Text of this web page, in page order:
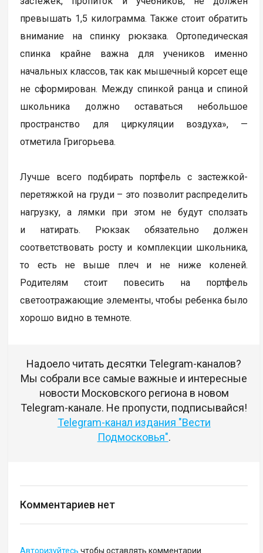
превышать 1,5 килограмма. Также стоит обратить
внимание на спинку рюкзака. Ортопедическая
спинка крайне важна для учеников именно
начальных классов, так как мышечный корсет еще
не сформирован. Между спинкой ранца и спиной
школьника должно оставаться небольшое
пространство для циркуляции воздуха», —
отметила Григорьева.
Лучше всего подбирать портфель с застежкой-
перетяжкой на груди – это позволит распределить
нагрузку, а лямки при этом не будут сползать
и натирать. Рюкзак обязательно должен
соответствовать росту и комплекции школьника,
то есть не выше плеч и не ниже коленей.
Родителям стоит повесить на портфель
светоотражающие элементы, чтобы ребенка было
хорошо видно в темноте.
Надоело читать десятки Telegram-каналов?
Мы собрали все самые важные и интересные
новости Московского региона в новом
Telegram-канале. Не пропусти, подписывайся!
Telegram-канал издания "Вести
Подмосковья".
Комментариев нет
Авторизуйтесь чтобы оставлять комментарии